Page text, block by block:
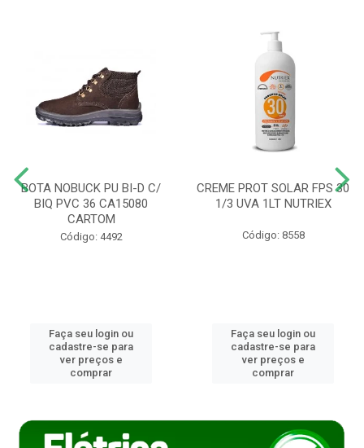
BOTA NOBUCK PU BI-D C/
BIQ PVC 36 CA15080
CARTOM
Código: 4492
Faça seu login ou
cadastre-se para
ver preços e
comprar
CREME PROT SOLAR FPS 30
1/3 UVA 1LT NUTRIEX
Código: 8558
Faça seu login ou
cadastre-se para
ver preços e
comprar